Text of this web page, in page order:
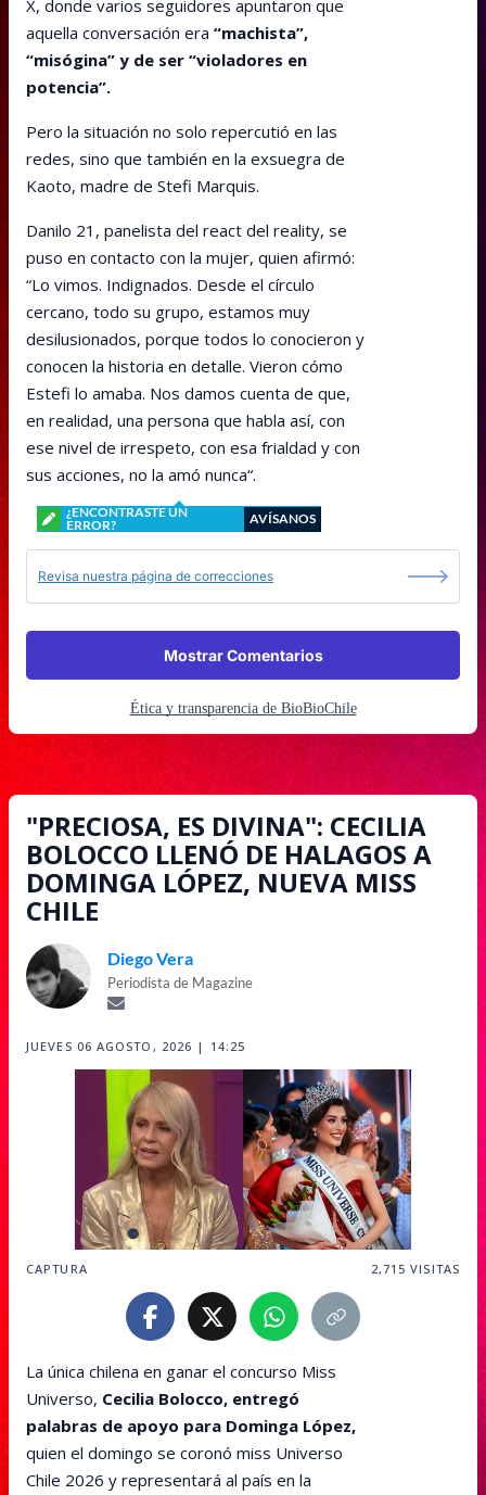
X, donde varios seguidores apuntaron que
aquella conversación era “machista”,
“misógina” y de ser “violadores en
potencia”.
Pero la situación no solo repercutió en las
redes, sino que también en la exsuegra de
Kaoto, madre de Stefi Marquis.
Danilo 21, panelista del react del reality, se
puso en contacto con la mujer, quien afirmó:
“Lo vimos. Indignados. Desde el círculo
cercano, todo su grupo, estamos muy
desilusionados, porque todos lo conocieron y
conocen la historia en detalle. Vieron cómo
Estefi lo amaba. Nos damos cuenta de que,
en realidad, una persona que habla así, con
ese nivel de irrespeto, con esa frialdad y con
sus acciones, no la amó nunca“.
¿ENCONTRASTE UN
ERROR?
AVÍSANOS
Revisa nuestra página de correcciones
Mostrar Comentarios
Ética y transparencia de BioBioChile
"PRECIOSA, ES DIVINA": CECILIA
BOLOCCO LLENÓ DE HALAGOS A
DOMINGA LÓPEZ, NUEVA MISS
CHILE
Diego Vera
Periodista de Magazine
JUEVES 06 AGOSTO, 2026 | 14:25
CAPTURA 2,715 VISITAS
La única chilena en ganar el concurso Miss
Universo, Cecilia Bolocco, entregó
palabras de apoyo para Dominga López,
quien el domingo se coronó miss Universo
Chile 2026 y representará al país en la